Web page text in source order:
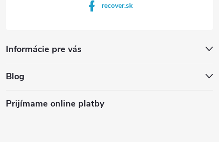
recover.sk
Informácie pre vás
Blog
Prijímame online platby